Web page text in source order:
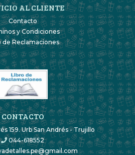
AL CLIENTE
Contacto
y Condiciones
de Reclamaciones
CONTACTO
159. Urb San Andrés - Trujillo
044-618552